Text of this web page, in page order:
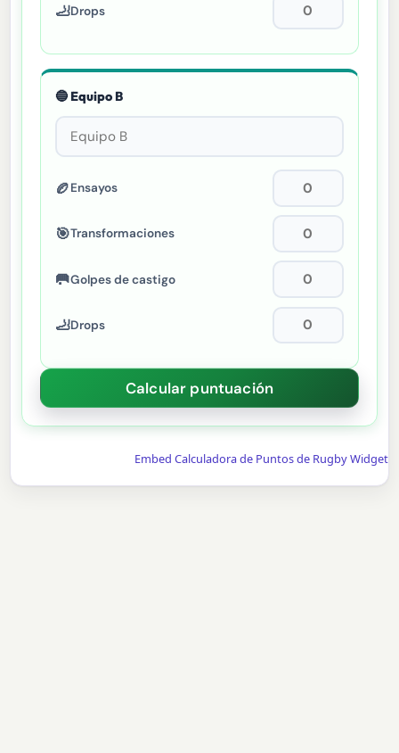
🦶Drops
🔵 Equipo B
🏉Ensayos
🎯Transformaciones
🥅Golpes de castigo
🦶Drops
Embed Calculadora de Puntos de Rugby Widget